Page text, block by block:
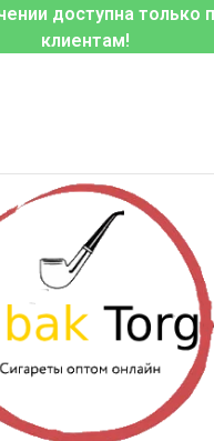
доступна только
клиентам!